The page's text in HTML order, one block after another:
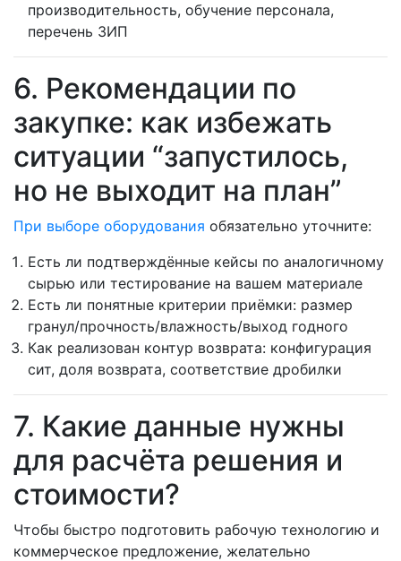
производительность, обучение персонала,
перечень ЗИП
6. Рекомендации по
закупке: как избежать
ситуации “запустилось,
но не выходит на план”
При выборе оборудования обязательно уточните:
Есть ли подтверждённые кейсы по аналогичному
сырью или тестирование на вашем материале
Есть ли понятные критерии приёмки: размер
гранул/прочность/влажность/выход годного
Как реализован контур возврата: конфигурация
сит, доля возврата, соответствие дробилки
7. Какие данные нужны
для расчёта решения и
стоимости?
Чтобы быстро подготовить рабочую технологию и
коммерческое предложение, желательно